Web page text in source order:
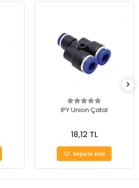
IPY Union Çatal
18,12 TL
Sepete Ekle